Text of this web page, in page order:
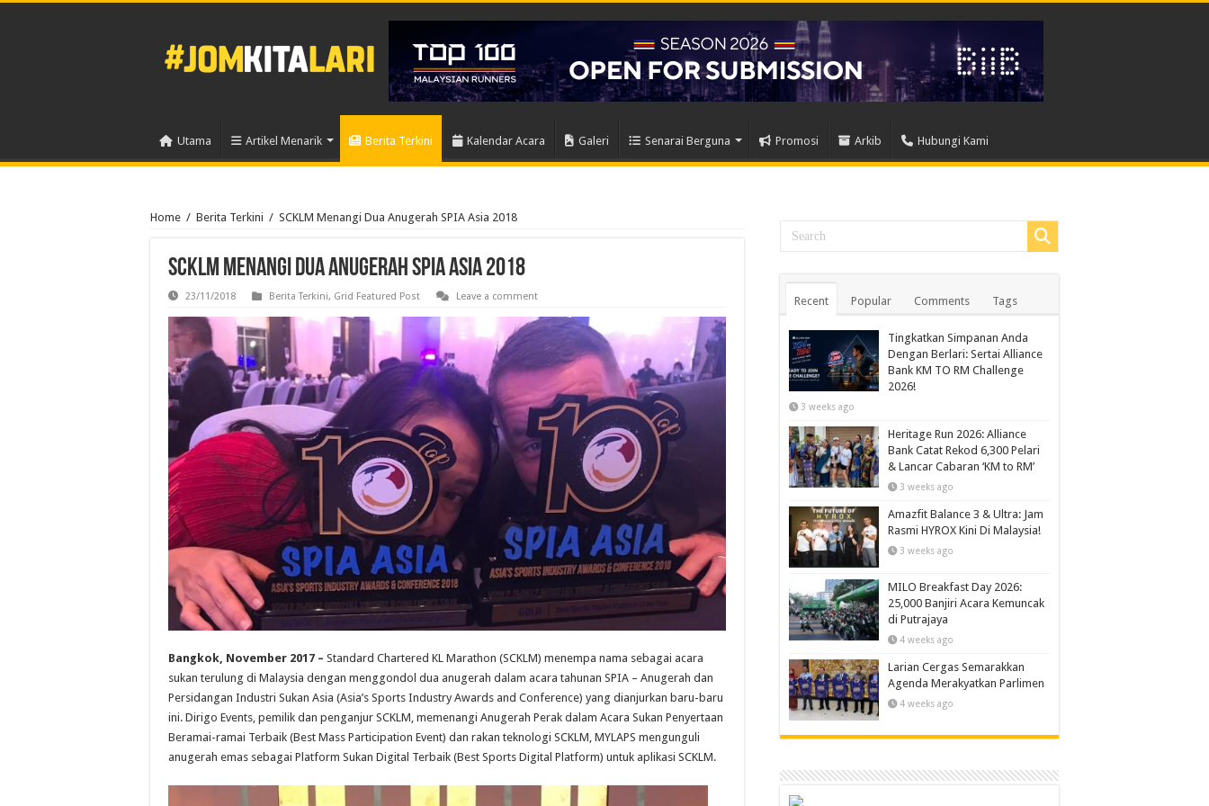
Utama Artikel Menarik Berita Terkini Kalendar Acara Galeri Senarai Berguna Promosi Arkib Hubungi Kami
Home / Berita Terkini / SCKLM Menangi Dua Anugerah SPIA Asia 2018
SCKLM Menangi Dua Anugerah SPIA Asia 2018
23/11/2018 Berita Terkini, Grid Featured Post Leave a comment
Bangkok, November 2017 – Standard Chartered KL Marathon (SCKLM) menempa nama sebagai acara
sukan terulung di Malaysia dengan menggondol dua anugerah dalam acara tahunan SPIA – Anugerah dan
Persidangan Industri Sukan Asia (Asia’s Sports Industry Awards and Conference) yang dianjurkan baru-baru
ini. Dirigo Events, pemilik dan penganjur SCKLM, memenangi Anugerah Perak dalam Acara Sukan Penyertaan
Beramai-ramai Terbaik (Best Mass Participation Event) dan rakan teknologi SCKLM, MYLAPS mengunguli
anugerah emas sebagai Platform Sukan Digital Terbaik (Best Sports Digital Platform) untuk aplikasi SCKLM.
Recent Popular Comments Tags
Tingkatkan Simpanan Anda
Dengan Berlari: Sertai Alliance
Bank KM TO RM Challenge
2026!
3 weeks ago
Heritage Run 2026: Alliance
Bank Catat Rekod 6,300 Pelari
& Lancar Cabaran ‘KM to RM’
3 weeks ago
Amazfit Balance 3 & Ultra: Jam
Rasmi HYROX Kini Di Malaysia!
3 weeks ago
MILO Breakfast Day 2026:
25,000 Banjiri Acara Kemuncak
di Putrajaya
4 weeks ago
Larian Cergas Semarakkan
Agenda Merakyatkan Parlimen
4 weeks ago